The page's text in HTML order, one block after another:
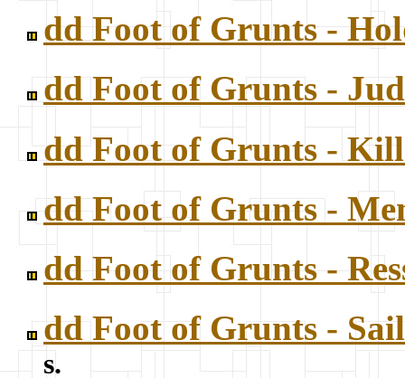
dd Foot of Grunts -
dd Foot of Grunts -
dd Foot of Grunts -
dd Foot of Grunts -
dd Foot of Grunts -
dd Foot of Grunts -
s.